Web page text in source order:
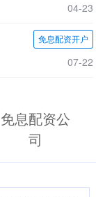
04-23
免息配资开户
07-22
免息配资公
司